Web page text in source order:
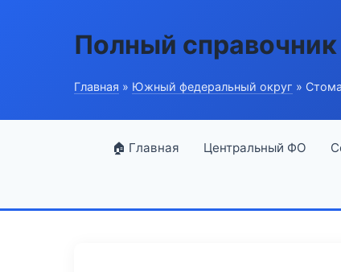
Полный справочник
Главная » Южный федеральный округ »
🏠 Главная Центральный ФО